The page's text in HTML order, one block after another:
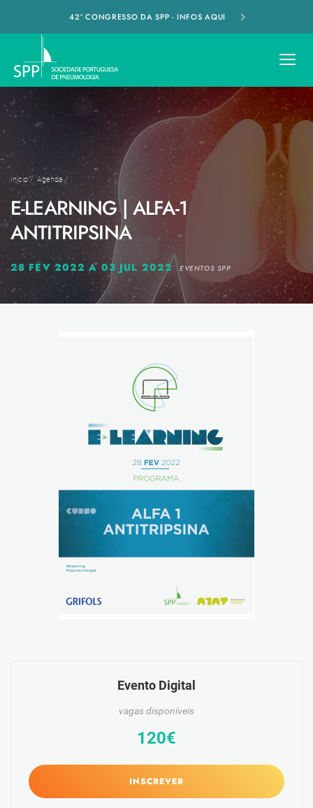
42º CONGRESSO DA SPP - INFOS AQUI
Início/ Agenda/
E-LEARNING | ALFA-1
ANTITRIPSINA
28 FEV 2022 A 03 JUL 2022 EVENTOS SPP
Evento Digital
vagas disponíveis
120€
INSCREVER